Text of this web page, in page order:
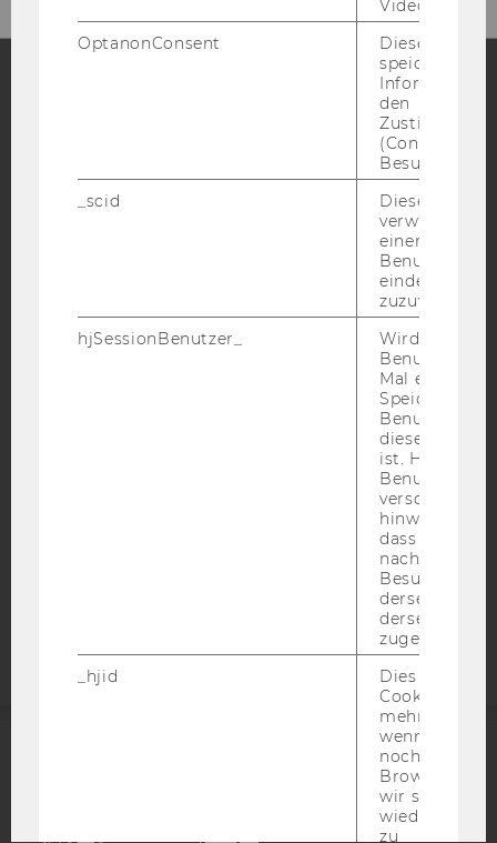
Blog
Bluesky
IMPRESSUM
BARRIEREFREIHEITSERKLÄRUNG WEBSEITE
DATENSCHUTZERKLÄRUNG SOCIAL MEDIA
STUDIENBEWERBER*INNEN UND STUDIERENDE
Barrierefreiheitserklärung
Video
OptanonConsent
Dieses Cookie
speichert
den
(Consent)
Besuchers.
_scid
Dieses
verwendet,
einem/einer
Benutzer*in
eindeutige ID
zuzuweisen
hjSessionBenutzer_
Wird gesetzt,
Benutzer
Mal eine
Speichert die
Benutzer-ID,
diese Seite
ist. Hotjar
Benutzer
verschiedene
hinweg.Stellt
dass Daten
Besuchen auf
derselben
derselben
zugeordnet
_hjid
Dies ist ein
Cookie, das
mehr setzen,
wenn ein
noch in
Browser hat,
wir seinen
zu